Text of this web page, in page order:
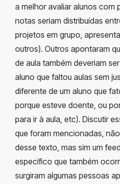
a melhor avaliar alunos com
notas seriam distribuídas
projetos em grupo,
outros). Outros apontaram
de aula também deveriam
aluno que faltou aulas sem
diferente de um aluno que
porque esteve doente, ou
para ir à aula, etc). Discutir
que foram mencionadas,
desse texto, mas sim um
específico que também
surgiram algumas pessoas